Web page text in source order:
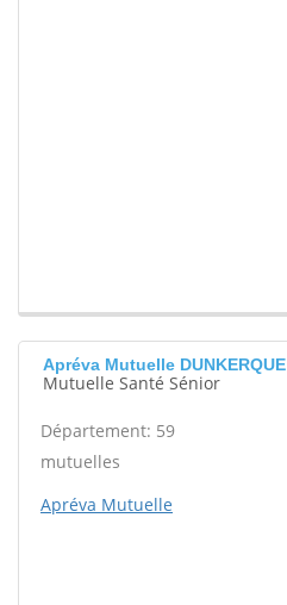
Apréva Mutuelle DUNKERQUE
Mutuelle Santé Sénior
Département: 59
mutuelles
Apréva Mutuelle